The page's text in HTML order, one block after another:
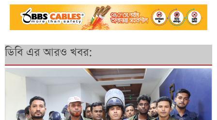
ডিবি এর আরও খবর: